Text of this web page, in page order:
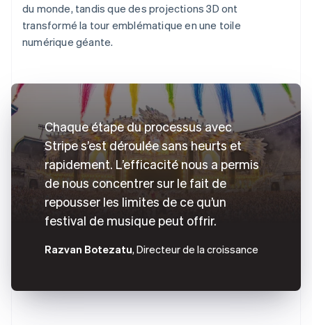
du monde, tandis que des projections 3D ont
transformé la tour emblématique en une toile
numérique géante.
Chaque étape du processus avec
Stripe s’est déroulée sans heurts et
rapidement. L’efficacité nous a permis
de nous concentrer sur le fait de
repousser les limites de ce qu’un
festival de musique peut offrir.
Razvan Botezatu, Directeur de la croissance